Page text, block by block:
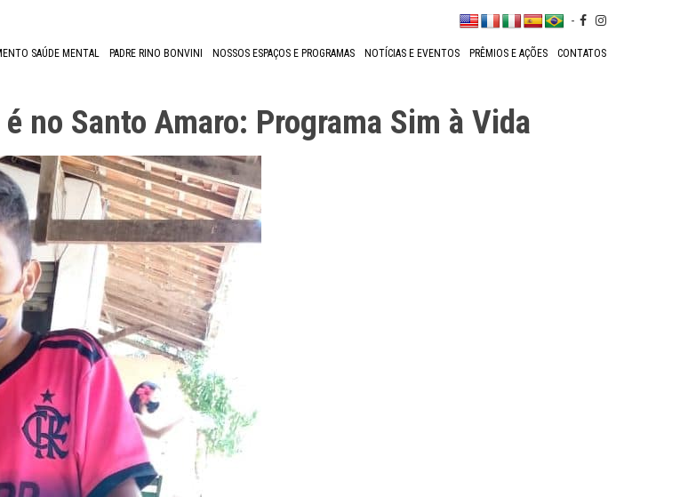
-
SAÚDE MENTAL PADRE RINO BONVINI NOSSOS ESPAÇOS E PROGRAMAS NOTÍCIAS E EVENTOS PRÊMIOS E AÇÕES CONTATOS
no Santo Amaro: Programa Sim à Vida